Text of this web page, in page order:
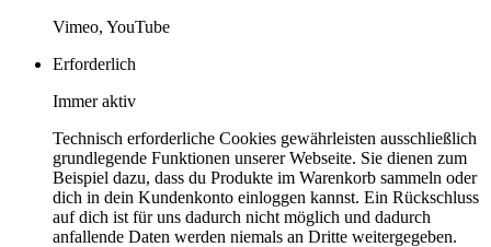
Vimeo, YouTube
Erforderlich
Immer aktiv
Technisch erforderliche Cookies gewährleisten ausschließlich
grundlegende Funktionen unserer Webseite. Sie dienen zum
Beispiel dazu, dass du Produkte im Warenkorb sammeln oder
dich in dein Kundenkonto einloggen kannst. Ein Rückschluss
auf dich ist für uns dadurch nicht möglich und dadurch
anfallende Daten werden niemals an Dritte weitergegeben.